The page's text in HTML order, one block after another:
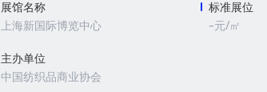
展馆名称
上海新国际博览中心
标准展位
-元/㎡
主办单位
中国纺织品商业协会